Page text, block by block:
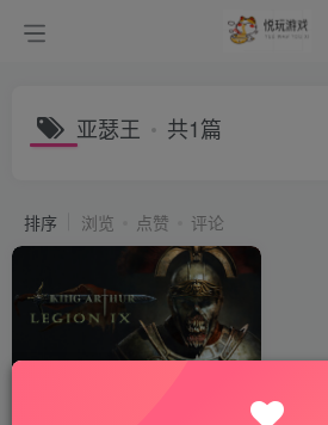
亚瑟王 共1篇
排序 浏览 点赞 评论